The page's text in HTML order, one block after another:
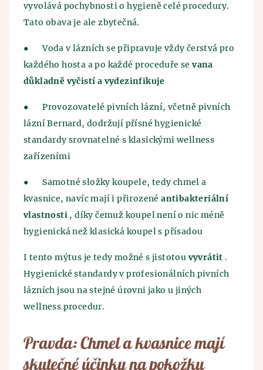
vyvolává pochybnosti o hygieně celé procedury.
Tato obava je ale zbytečná.
●
Voda v lázních se připravuje vždy čerstvá pro
každého hosta a po každé proceduře sevana
důkladně vyčistí a vydezinfikuje
●
Provozovatelé pivních lázní, včetně pivních
lázní Bernard, dodržují přísné hygienické
standardy srovnatelné s klasickými wellness
zařízeními
●
Samotné složky koupele, tedy chmel a
kvasnice, navíc mají i přirozenéantibakteriální
vlastnosti , díky čemuž koupel není o nic méně
hygienická než klasická koupel s přísadou
I tento mýtus je tedy možné s jistotou vyvrátit .
Hygienické standardy v profesionálních pivních
lázních jsou na stejné úrovni jako u jiných
wellness procedur.
Pravda: Chmel a kvasnice mají
skutečné účinky na pokožku